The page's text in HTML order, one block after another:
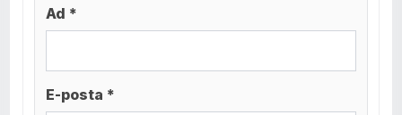
Ad *
E-posta *